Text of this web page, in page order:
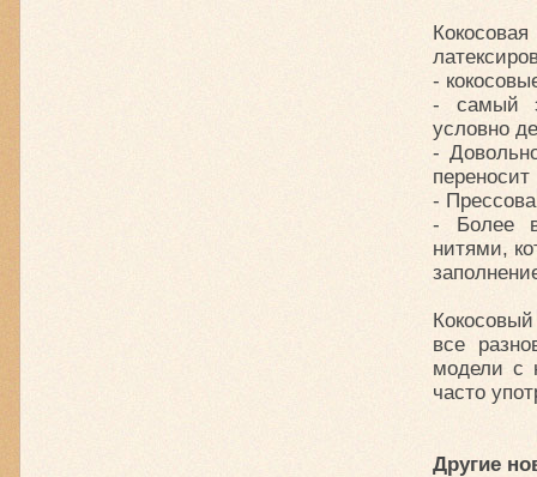
-
- самый
условно
-
переносит
-
- Более
нитями,
все
модели с
часто
Другие